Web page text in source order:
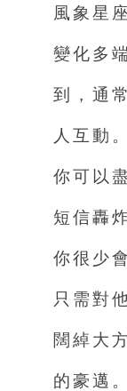
風象星
變化多
到，通
人互動
你可以
短信轟
你很少
只需對
闊綽大
的豪邁。